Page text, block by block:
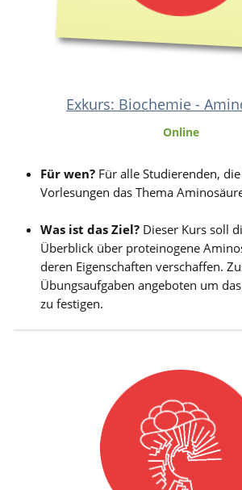
Exkurs: Biochemie -
Online
Für wen? Für alle Studierenden,
Vorlesungen das Thema
Was ist das Ziel? Dieser Kurs soll
Überblick über proteinogene
deren Eigenschaften verschaffen.
Übungsaufgaben angeboten um
zu festigen.